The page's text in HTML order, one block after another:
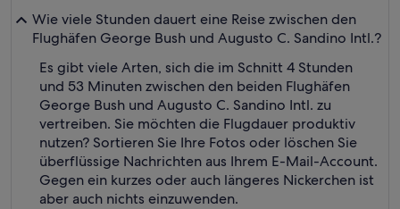
Wie viele Stunden dauert eine Reise zwischen den
Flughäfen George Bush und Augusto C. Sandino Intl.?
Es gibt viele Arten, sich die im Schnitt 4 Stunden
und 53 Minuten zwischen den beiden Flughäfen
George Bush und Augusto C. Sandino Intl. zu
vertreiben. Sie möchten die Flugdauer produktiv
nutzen? Sortieren Sie Ihre Fotos oder löschen Sie
überflüssige Nachrichten aus Ihrem E-Mail-Account.
Gegen ein kurzes oder auch längeres Nickerchen ist
aber auch nichts einzuwenden.